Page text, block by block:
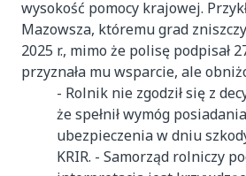
wysokość pomocy krajowej.
Mazowsza, któremu grad
2025 r., mimo że polisę podpisał
przyznała mu wsparcie, ale
- Rolnik nie zgodził się z
że spełnił wymóg
ubezpieczenia w dniu
KRIR. - Samorząd rolniczy